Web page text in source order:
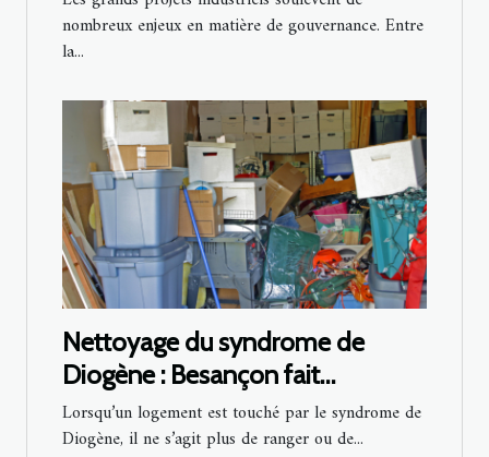
nombreux enjeux en matière de gouvernance. Entre
la...
Nettoyage du syndrome de
Diogène : Besançon fait
confiance à cette entreprise !
Lorsqu’un logement est touché par le syndrome de
Diogène, il ne s’agit plus de ranger ou de...